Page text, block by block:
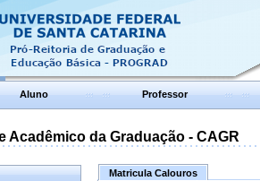
Aluno Professor
Acadêmico da Graduação - CAGR
Matricula Calouros